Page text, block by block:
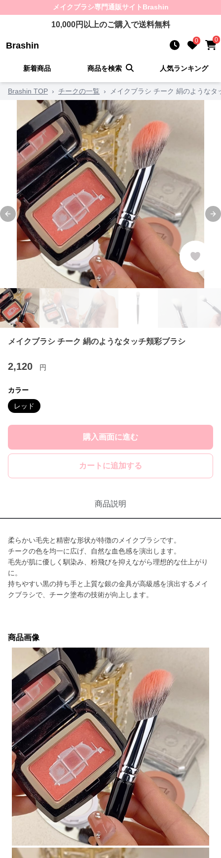
メイクブラシ専門通販サイト Brashin
10,000円以上のご購入で送料無料
Brashin 0 0
新着商品 商品を検索 人気ランキング
Brashin TOP › チークの一覧 › メイクブラシ チーク 絹のようなタ
Previous slide
メイクブラシ チーク 絹のようなタッチ頬彩ブラシ
2,120 円
カラー
レッド
購入画面に進む
カートに追加する
商品説明
柔らかい毛先と精密な形状が特徴のメイクブラシです。
チークの色を均一に広げ、自然な血色感を演出します。
毛先が肌に優しく馴染み、粉飛びを抑えながら理想的な仕上がり
に。
持ちやすい黒の持ち手と上質な銀の金具が高級感を演出するメイ
クブラシで、チーク塗布の技術が向上します。
商品画像